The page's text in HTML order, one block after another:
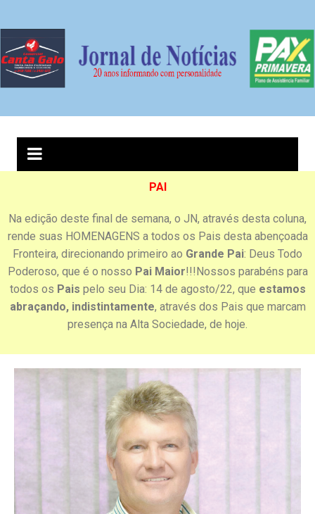
PAI
Na edição deste final de semana, o JN, através desta coluna,
rende suas HOMENAGENS a todos os Pais desta abençoada
Fronteira, direcionando primeiro ao Grande Pai: Deus Todo
Poderoso, que é o nosso Pai Maior!!! Nossos parabéns para
todos os Pais pelo seu Dia: 14 de agosto/22, que estamos
abraçando, indistintamente, através dos Pais que marcam
presença na Alta Sociedade, de hoje.